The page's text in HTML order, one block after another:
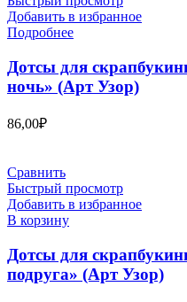
Добавить в избранное
Подробнее
Дотсы для
ночь» (Арт Узор)
86,00₽
Сравнить
Быстрый просмотр
Добавить в избранное
В корзину
Дотсы для
подруга» (Арт Узор)